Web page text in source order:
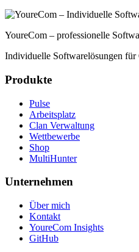
YoureCom – professionelle
Individuelle Softwarelösungen
Produkte
Pulse
Arbeitsplatz
Clan Verwaltung
Wettbewerbe
Shop
MultiHunter
Unternehmen
Über mich
Kontakt
YoureCom Insights
GitHub